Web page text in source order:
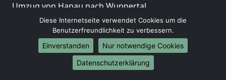
Umzug von Hanau nach Wuppertal
Umzug von Hanau nach Bielefeld
Umzug von Hanau nach Bonn
Umzug von Hanau nach Münster
Internationale-Umzüge
Diese Internetseite verwendet Cookies um die
Benutzerfreundlichkeit zu verbessern.
Einverstanden
Nur notwendige Cookies
Datenschutzerklärung